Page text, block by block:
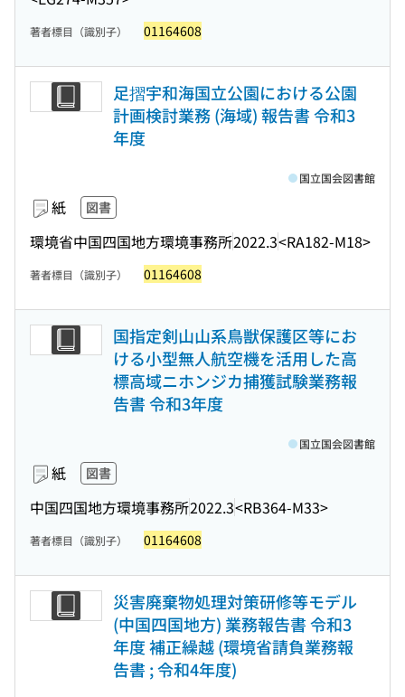
著者標目（識別子） 01164608
足摺宇和海国立公園における公園
計画検討業務 (海域) 報告書 令和3
年度
紙 図書
環境省中国四国地方環境事務所2022.3<RA182-M18>
国立国会図書館
著者標目（識別子） 01164608
国指定剣山山系鳥獣保護区等にお
ける小型無人航空機を活用した高
標高域ニホンジカ捕獲試験業務報
告書 令和3年度
紙 図書
中国四国地方環境事務所2022.3<RB364-M33>
国立国会図書館
著者標目（識別子） 01164608
災害廃棄物処理対策研修等モデル
(中国四国地方) 業務報告書 令和3
年度 補正繰越 (環境省請負業務報
告書 ; 令和4年度)